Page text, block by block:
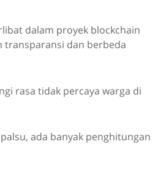
dalam proyek blockchain
transparansi dan berbeda
rasa tidak percaya warga di
ada banyak penghitungan